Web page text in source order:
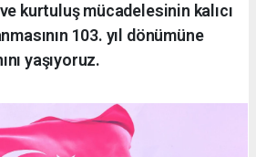
kurtuluş mücadelesinin kalıcı
103. yıl dönümüne
yaşıyoruz.